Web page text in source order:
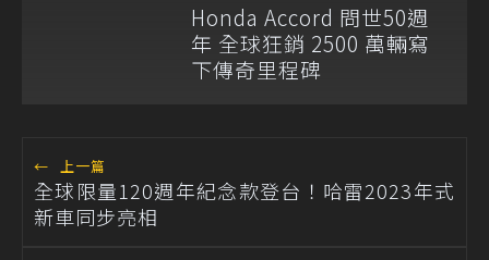
Honda Accord 問世50週
年 全球狂銷 2500 萬輛寫
下傳奇里程碑
← 上一篇
全球限量120週年紀念款登台！哈雷2023年式
新車同步亮相